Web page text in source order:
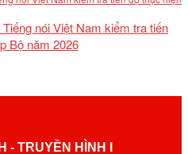
nói Việt Nam kiểm tra tiến
Bộ năm 2026
TRUYỀN HÌNH I